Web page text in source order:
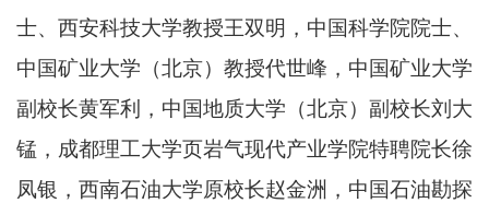
士、西安科技大学教授王双明，中国科学院院士、
中国矿业大学（北京）教授代世峰，中国矿业大学
副校长黄军利，中国地质大学（北京）副校长刘大
锰，成都理工大学页岩气现代产业学院特聘院长徐
凤银，西南石油大学原校长赵金洲，中国石油勘探